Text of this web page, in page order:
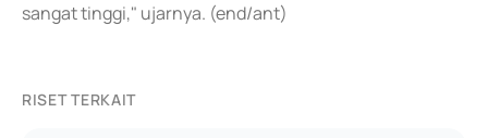
sangat tinggi," ujarnya. (end/ant)
RISET TERKAIT